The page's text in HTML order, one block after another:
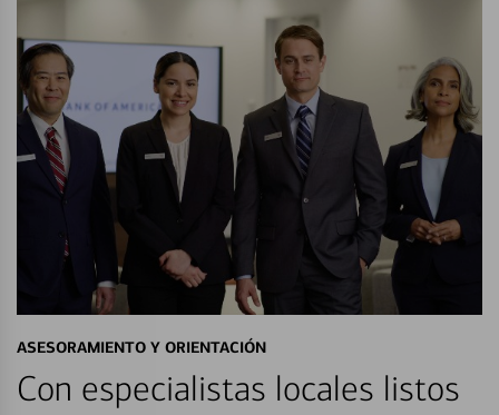
ASESORAMIENTO Y ORIENTACIÓN
Con especialistas locales listos